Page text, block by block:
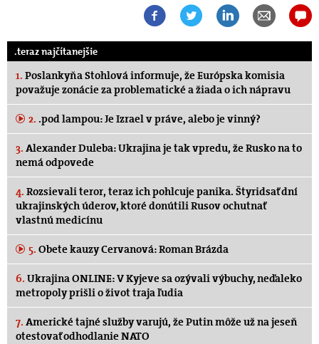
.teraz najčítanejšie
1. Poslankyňa Stohlová informuje, že Európska komisia
považuje zonácie za problematické a žiada o ich nápravu
2. .pod lampou: Je Izrael v práve, alebo je vinný?
3. Alexander Duleba: Ukrajina je tak vpredu, že Rusko na to
nemá odpovede
4. Rozsievali teror, teraz ich pohlcuje panika. Štyridsať dní
ukrajinských úderov, ktoré donútili Rusov ochutnať
vlastnú medicínu
5. Obete kauzy Cervanová: Roman Brázda
6. Ukrajina ONLINE: V Kyjeve sa ozývali výbuchy, neďaleko
metropoly prišli o život traja ľudia
7. Americké tajné služby varujú, že Putin môže už na jeseň
otestovať odhodlanie NATO